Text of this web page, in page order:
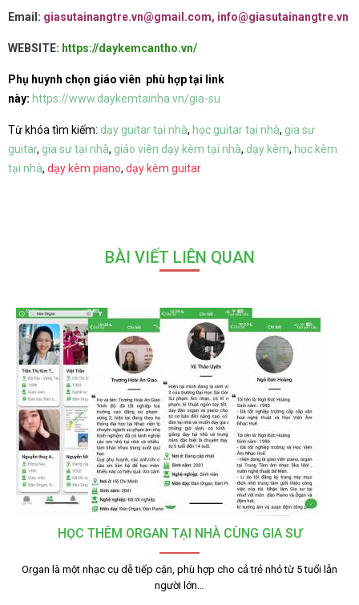
Email: giasutainangtre.vn@gmail.com, info@giasutainangtre.vn
WEBSITE: https://daykemcantho.vn/
Phụ huynh chọn giáo viên phù hợp tại link
này: https://www.daykemtainha.vn/gia-su
Từ khóa tìm kiếm: dạy guitar tại nhà, học guitar tại nhà, gia sư
guitar, gia sư tại nhà, giáo viên dạy kèm tại nhà, dạy kèm, học kèm
tại nhà, dạy kèm piano, dạy kèm guitar
BÀI VIẾT LIÊN QUAN
HỌC THÊM ORGAN TẠI NHÀ CÙNG GIA SƯ
Organ là một nhạc cụ dễ tiếp cận, phù hợp cho cả trẻ nhỏ từ 5 tuổi lẫn
người lớn…